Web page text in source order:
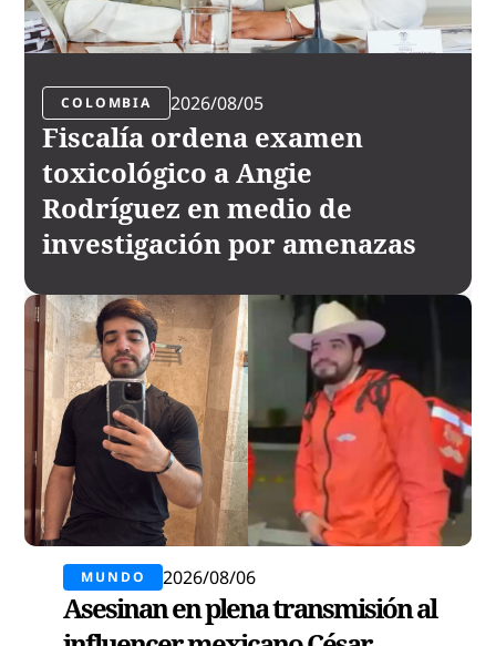
MUNDO 2026/08/06
Asesinan en plena transmisión al
COLOMBIA 2026/08/05
Fiscalía ordena examen
toxicológico a Angie
Rodríguez en medio de
investigación por amenazas